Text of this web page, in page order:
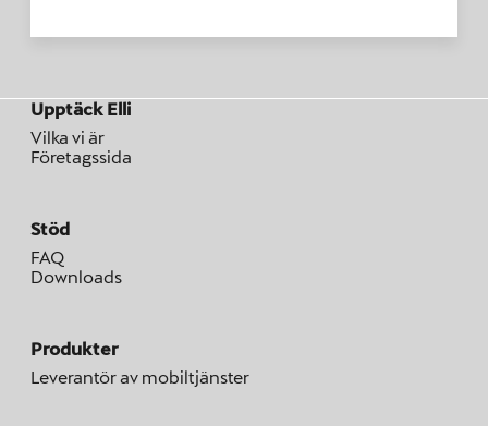
Upptäck Elli
Vilka vi är
Företagssida
Stöd
FAQ
Downloads
Produkter
Leverantör av mobiltjänster